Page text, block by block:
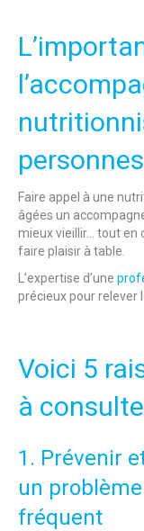
Faire appel à une
âgées un
mieux vieillir… tout en
faire plaisir à table.
L’expertise d’une
précieux pour relever
Voici 5
à
1. Prévenir
un
fréquent